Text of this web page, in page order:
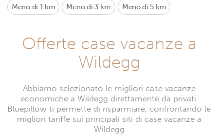
Meno di 1 km Meno di 3 km Meno di 5 km
Offerte case vacanze a
Wildegg
Abbiamo selezionato le migliori case vacanze
economiche a Wildegg direttamente da privati.
Bluepillow ti permette di risparmiare, confrontando le
migliori tariffe sui principali siti di case vacanze a
Wildegg